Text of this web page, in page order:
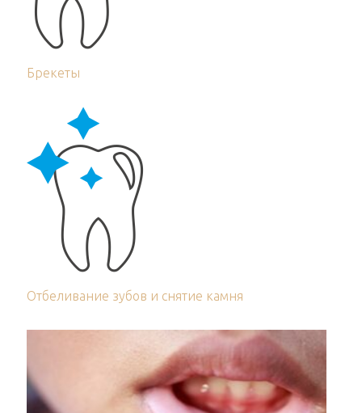
Брекеты
Отбеливание зубов и снятие камня